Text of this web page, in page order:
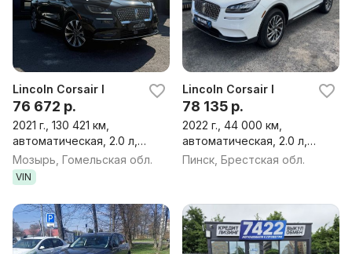
Lincoln Corsair I
76 672 р.
2021 г., 130 421 км,
автоматическая, 2.0 л,
бензин, внедорожник
Мозырь, Гомельская обл.
VIN
Lincoln Corsair I
78 135 р.
2022 г., 44 000 км,
автоматическая, 2.0 л,
бензин, внедорожник
Пинск, Брестская обл.